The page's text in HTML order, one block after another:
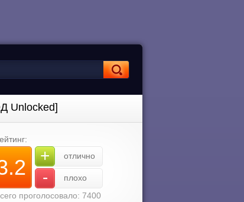
Unlocked]
+ отлично
-
плохо
проголосовало: 7400